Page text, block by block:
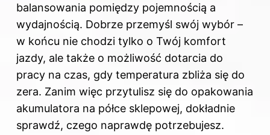
balansowania pomiędzy pojemnością a
wydajnością. Dobrze przemyśl swój wybór –
w końcu nie chodzi tylko o Twój komfort
jazdy, ale także o możliwość dotarcia do
pracy na czas, gdy temperatura zbliża się do
zera. Zanim więc przytulisz się do opakowania
akumulatora na półce sklepowej, dokładnie
sprawdź, czego naprawdę potrzebujesz.